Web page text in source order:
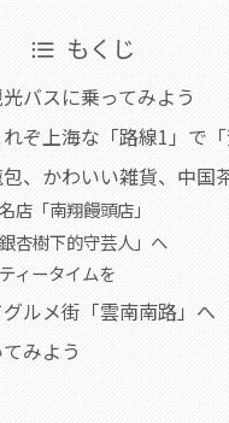
もくじ
バスに乗ってみよう
ぞ上海な「路線1」で
、かわいい雑貨、中国
店「南翔饅頭店」
杏樹下的守芸人」へ
ィータイムを
ルメ街「雲南南路」へ
みよう